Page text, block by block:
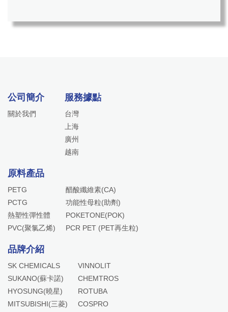
公司簡介
關於我們
服務據點
台灣
上海
廣州
越南
原料產品
PETG
PCTG
熱塑性彈性體
PVC(聚氯乙烯)
醋酸纖維素(CA)
功能性母粒(助劑)
POKETONE(POK)
PCR PET (PET再生粒)
品牌介紹
SK CHEMICALS
SUKANO(蘇卡諾)
HYOSUNG(曉星)
MITSUBISHI(三菱)
VINNOLIT
CHEMTROS
ROTUBA
COSPRO